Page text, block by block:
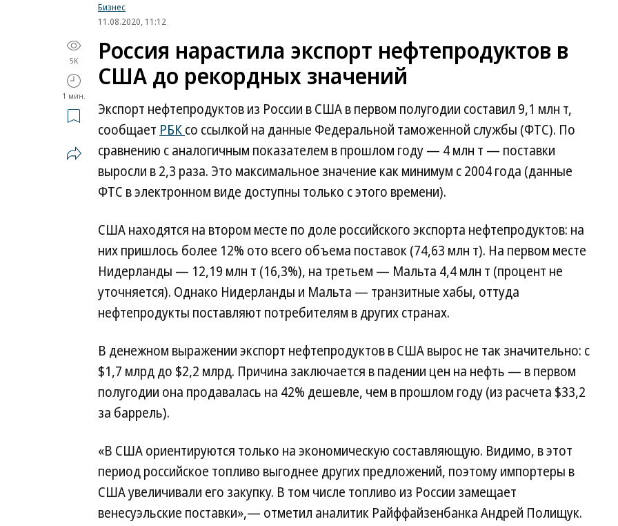
Бизнес
11.08.2020, 11:12
5K
1 мин.
Россия нарастила экспорт нефтепродуктов в
США до рекордных значений
Экспорт нефтепродуктов из России в США в первом полугодии составил 9,1 млн т,
сообщает РБКсо ссылкой на данные Федеральной таможенной службы (ФТС). По
сравнению с аналогичным показателем в прошлом году — 4 млн т — поставки
выросли в 2,3 раза. Это максимальное значение как минимум с 2004 года (данные
ФТС в электронном виде доступны только с этого времени).
США находятся на втором месте по доле российского экспорта нефтепродуктов: на
них пришлось более 12% ото всего объема поставок (74,63 млн т). На первом месте
Нидерланды — 12,19 млн т (16,3%), на третьем — Мальта 4,4 млн т (процент не
уточняется). Однако Нидерланды и Мальта — транзитные хабы, оттуда
нефтепродукты поставляют потребителям в других странах.
В денежном выражении экспорт нефтепродуктов в США вырос не так значительно: с
$1,7 млрд до $2,2 млрд. Причина заключается в падении цен на нефть — в первом
полугодии она продавалась на 42% дешевле, чем в прошлом году (из расчета $33,2
за баррель).
«В США ориентируются только на экономическую составляющую. Видимо, в этот
период российское топливо выгоднее других предложений, поэтому импортеры в
США увеличивали его закупку. В том числе топливо из России замещает
венесуэльские поставки»,— отметил аналитик Райффайзенбанка Андрей Полищук.